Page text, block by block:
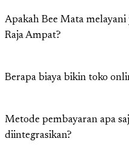
Apakah Bee Mata
Raja Ampat?
Berapa biaya bikin toko
Metode pembayaran apa
diintegrasikan?